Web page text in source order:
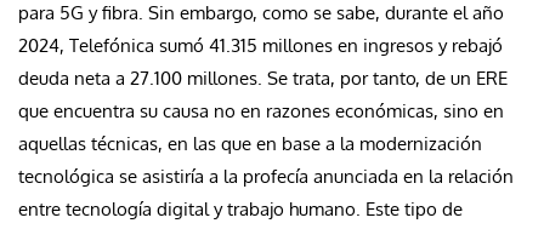
para 5G y fibra. Sin embargo, como se sabe, durante el año
2024, Telefónica sumó 41.315 millones en ingresos y rebajó
deuda neta a 27.100 millones. Se trata, por tanto, de un ERE
que encuentra su causa no en razones económicas, sino en
aquellas técnicas, en las que en base a la modernización
tecnológica se asistiría a la profecía anunciada en la relación
entre tecnología digital y trabajo humano. Este tipo de